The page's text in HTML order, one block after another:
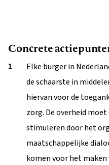
Concrete
Elke burger in
de schaarste in
hiervan voor de
zorg. De overheid
stimuleren door het
maatschappelijke
komen voor het maken